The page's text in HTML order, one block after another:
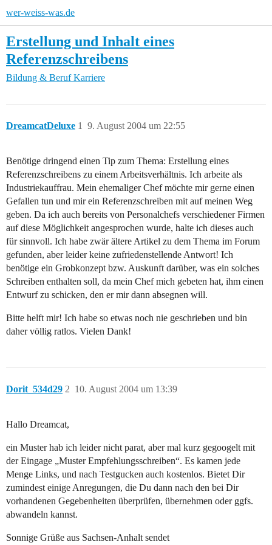
wer-weiss-was.de
Erstellung und Inhalt eines
Referenzschreibens
Bildung & Beruf Karriere
DreamcatDeluxe 9. August 2004 um 22:55
1
Benötige dringend einen Tip zum Thema: Erstellung eines
Referenzschreibens zu einem Arbeitsverhältnis. Ich arbeite als
Industriekauffrau. Mein ehemaliger Chef möchte mir gerne einen
Gefallen tun und mir ein Referenzschreiben mit auf meinen Weg
geben. Da ich auch bereits von Personalchefs verschiedener Firmen
auf diese Möglichkeit angesprochen wurde, halte ich dieses auch
für sinnvoll. Ich habe zwär ältere Artikel zu dem Thema im Forum
gefunden, aber leider keine zufriedenstellende Antwort! Ich
benötige ein Grobkonzept bzw. Auskunft darüber, was ein solches
Schreiben enthalten soll, da mein Chef mich gebeten hat, ihm einen
Entwurf zu schicken, den er mir dann absegnen will.
Bitte helft mir! Ich habe so etwas noch nie geschrieben und bin
daher völlig ratlos. Vielen Dank!
Dorit_534d29 10. August 2004 um 13:39
2
Hallo Dreamcat,
ein Muster hab ich leider nicht parat, aber mal kurz gegoogelt mit
der Eingage „Muster Empfehlungsschreiben“. Es kamen jede
Menge Links, und nach Testgucken auch kostenlos. Bietet Dir
zumindest einige Anregungen, die Du dann nach den bei Dir
vorhandenen Gegebenheiten überprüfen, übernehmen oder ggfs.
abwandeln kannst.
Sonnige Grüße aus Sachsen-Anhalt sendet